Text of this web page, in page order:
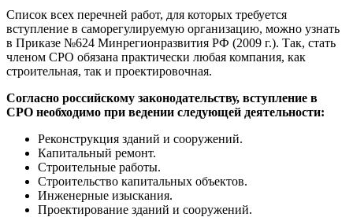
Список всех перечней работ, для которых требуется
вступление в саморегулируемую организацию, можно узнать
в Приказе №624 Минрегионразвития РФ (2009 г.). Так, стать
членом СРО обязана практически любая компания, как
строительная, так и проектировочная.
Согласно российскому законодательству, вступление в
СРО необходимо при ведении следующей деятельности:
Реконструкция зданий и сооружений.
Капитальный ремонт.
Строительные работы.
Строительство капитальных объектов.
Инженерные изыскания.
Проектирование зданий и сооружений.